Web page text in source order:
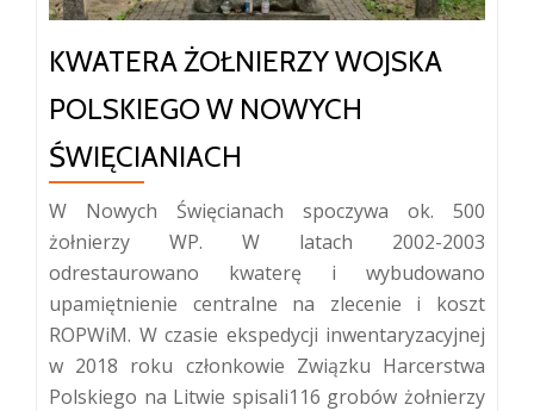
KWATERA ŻOŁNIERZY WOJSKA
POLSKIEGO W NOWYCH
ŚWIĘCIANIACH
W Nowych Święcianach spoczywa ok. 500
żołnierzy WP. W latach 2002-2003
odrestaurowano kwaterę i wybudowano
upamiętnienie centralne na zlecenie i koszt
ROPWiM. W czasie ekspedycji inwentaryzacyjnej
w 2018 roku członkowie Związku Harcerstwa
Polskiego na Litwie spisali116 grobów żołnierzy